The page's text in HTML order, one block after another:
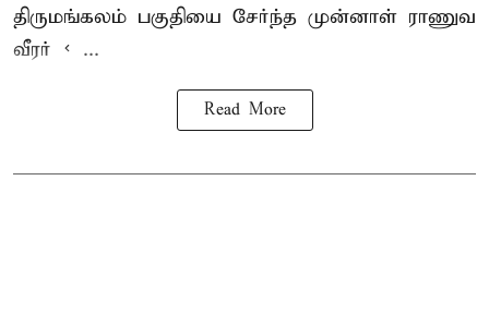
திருமங்கலம் பகுதியை சேர்ந்த முன்னாள் ராணுவ
வீரர் < ...
Read More